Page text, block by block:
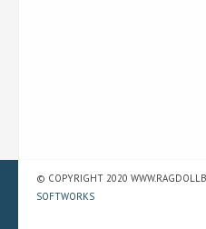
© COPYRIGHT 2020
SOFTWORKS